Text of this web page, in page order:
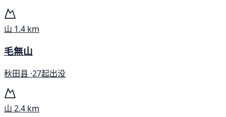
山 1.4 km
毛無山
秋田县 ·27起出没
山 2.4 km